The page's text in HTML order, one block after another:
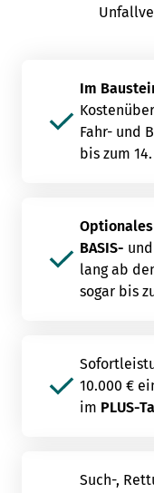
Im
Fahr- und
bis zum
BASIS- und
lang ab
sogar bis
10.000 €
im PLUS-
Such-,